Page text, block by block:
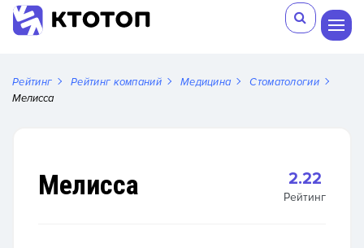
Рейтинг Рейтинг компаний Медицина
Стоматологии
Мелисса
Мелисса 2.22
Рейтинг